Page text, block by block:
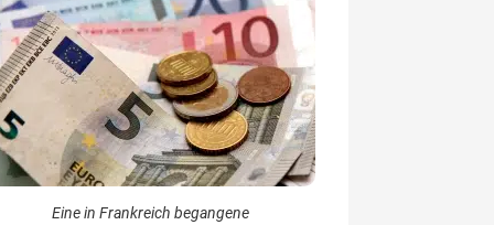
Eine in Frankreich begangene